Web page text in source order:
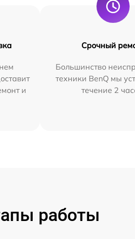
и
Срочный
Большинство
техники BenQ мы
течение 2
работы